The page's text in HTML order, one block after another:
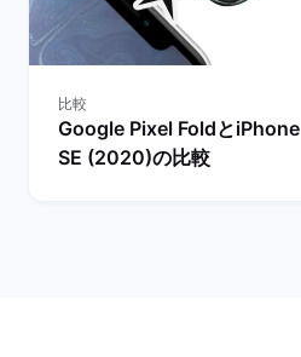
比較
Google Pixel FoldとiPhone
SE (2020)の比較